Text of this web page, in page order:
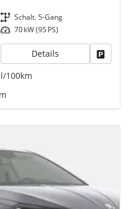
Getriebe Schalt. 5-Gang
Leistung 70 kW (95 PS)
Details
100km